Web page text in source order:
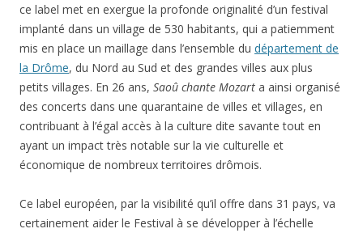
ce label met en exergue la profonde originalité d’un festival
implanté dans un village de 530 habitants, qui a patiemment
mis en place un maillage dans l’ensemble du département de
la Drôme, du Nord au Sud et des grandes villes aux plus
petits villages. En 26 ans, Saoû chante Mozart a ainsi organisé
des concerts dans une quarantaine de villes et villages, en
contribuant à l’égal accès à la culture dite savante tout en
ayant un impact très notable sur la vie culturelle et
économique de nombreux territoires drômois.
Ce label européen, par la visibilité qu’il offre dans 31 pays, va
certainement aider le Festival à se développer à l’échelle